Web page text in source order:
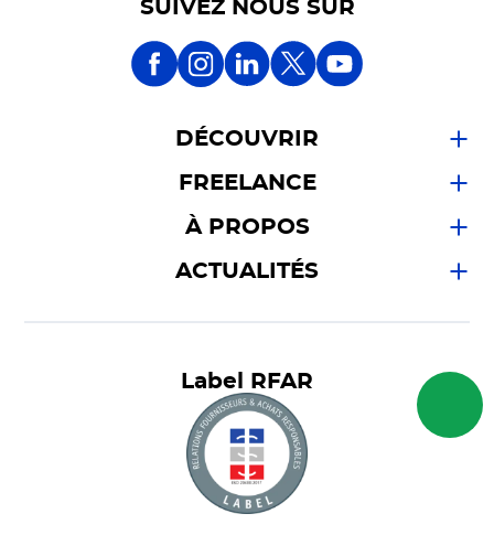
SUIVEZ NOUS SUR
DÉCOUVRIR
FREELANCE
À PROPOS
ACTUALITÉS
Label RFAR